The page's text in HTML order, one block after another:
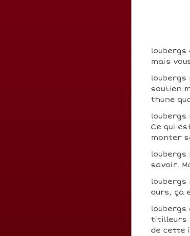
loubergs
mais
loubergs
soutien
thune
loubergs
Ce qui
monter
loubergs
savoir.
loubergs
ours, ça
loubergs
titilleurs
de cette